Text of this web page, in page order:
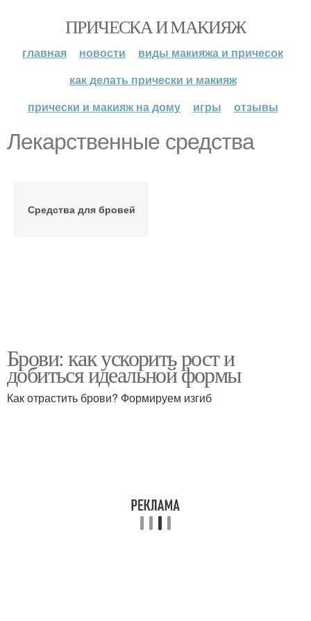
ПРИЧЕСКА И МАКИЯЖ
главная новости
виды макияжа и причесок
как делать прически и макияж
прически и макияж на дому
игры отзывы
Лекарственные средства
Средства для бровей
Брови: как ускорить рост и
добиться идеальной формы
Как отрастить брови? Формируем изгиб